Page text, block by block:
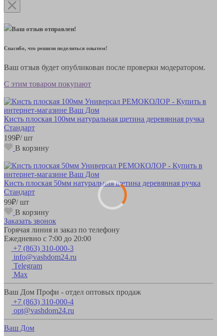
Ваш отзыв отправлен!
Спасибо, что решили поделиться опытом!
Ваш отзыв будет опубликован после проверки модератором.
С этим товаром покупают
Кисть плоская 100мм натуральная щетина деревянная ручка
Стандарт
199₽/ шт
В корзину
Кисть плоская 50мм натуральная щетина деревянная ручка
Стандарт
99₽/ шт
В корзину
Заказать звонок
Горячая линия и заказ по телефону
Ежедневно с 7:00 до 20:00
+7 (863) 310-000-3
info@vashdom24.ru
Telegram
Max
Ваш Дом Профи - отдел оптовых продаж
+7 (863) 310-000-4
opt@vashdom24.ru
Ваш Дом